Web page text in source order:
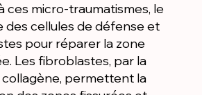
ces micro-traumatismes, le
des cellules de défense et
pour réparer la zone
Les fibroblastes, par la
permettent la